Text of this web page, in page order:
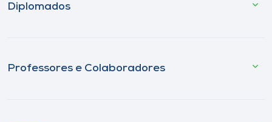
Diplomados
Professores e Colaboradores